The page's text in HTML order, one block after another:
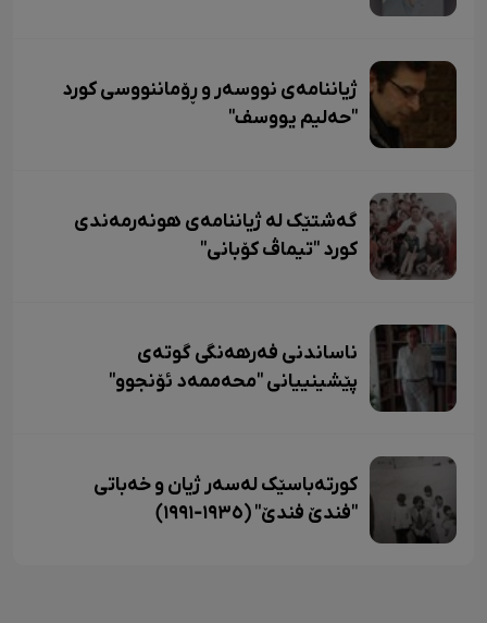
ژیاننامەی نووسەر و ڕۆماننووسی کورد
"حەلیم یووسف"
گەشتێک لە ژیاننامەی هونەرمەندی
کورد "تیماڤ کۆبانی"
ناساندنی فەرهەنگی گوتەی
پێشینییانی "محەممەد ئۆنجوو"
کورتەباسێک لەسەر ژیان و خەباتی
"فندێ فندێ" (١٩٣٥-١٩٩١)